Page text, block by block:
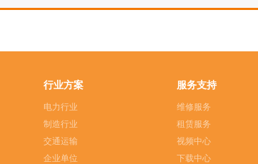
行业方案
电力行业
制造行业
交通运输
企业单位
服务支持
维修服务
租赁服务
视频中心
下载中心